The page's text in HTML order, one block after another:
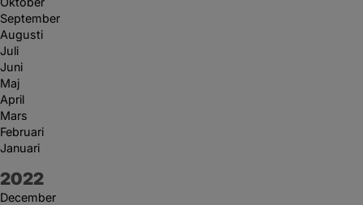
September
Augusti
Juli
Juni
Maj
April
Mars
Februari
Januari
År:
2022
December